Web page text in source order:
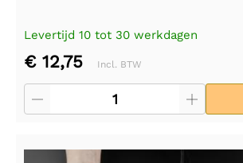
Levertijd 10 tot 30 werkdagen
€ 12,75 Incl. BTW